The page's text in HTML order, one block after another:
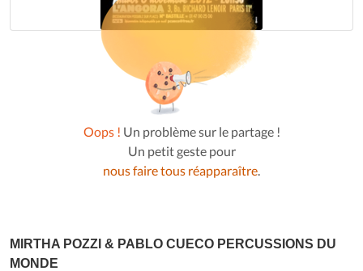
Oops ! Un problème sur le partage !
Un petit geste pour
nous faire tous réapparaître
MIRTHA POZZI & PABLO CUECO PERCUSSIONS DU
MONDE